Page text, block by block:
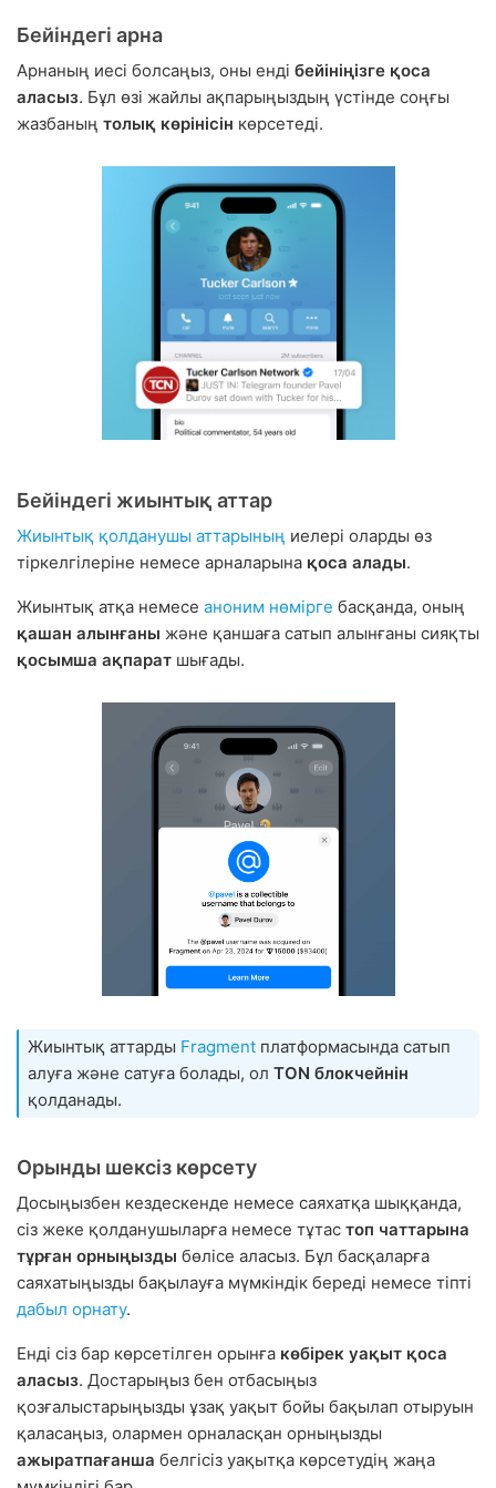
Бейіндегі арна
Арнаның иесі болсаңыз, оны енді бейініңізге қоса
аласыз. Бұл өзі жайлы ақпарыңыздың үстінде соңғы
жазбаның толық көрінісін көрсетеді.
Бейіндегі жиынтық аттар
Жиынтық қолданушы аттарының иелері оларды өз
тіркелгілеріне немесе арналарына қоса алады.
Жиынтық атқа немесе аноним нөмірге басқанда, оның
қашан алынғаны және қаншаға сатып алынғаны сияқты
қосымша ақпарат шығады.
Жиынтық аттарды Fragment платформасында сатып
алуға және сатуға болады, ол TON блокчейнін
қолданады.
Орынды шексіз көрсету
Досыңызбен кездескенде немесе саяхатқа шыққанда,
сіз жеке қолданушыларға немесе тұтас топ чаттарына
тұрған орныңызды бөлісе аласыз. Бұл басқаларға
саяхатыңызды бақылауға мүмкіндік береді немесе тіпті
дабыл орнату.
Енді сіз бар көрсетілген орынға көбірек уақыт қоса
аласыз. Достарыңыз бен отбасыңыз
қозғалыстарыңызды ұзақ уақыт бойы бақылап отыруын
қаласаңыз, олармен орналасқан орныңызды
ажыратпағанша белгісіз уақытқа көрсетудің жаңа